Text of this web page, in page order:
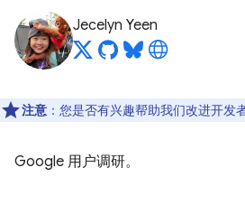
Jecelyn Yeen
注意 ：您是否有兴趣帮助我们改进开发
Google 用户调研。